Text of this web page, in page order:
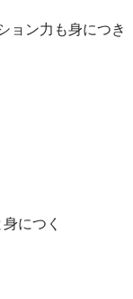
ョン力も身につき
につく